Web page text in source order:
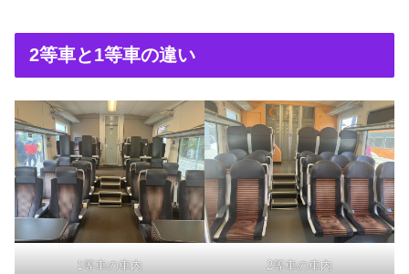
2等車と1等車の違い
1等車の車内 2等車の車内